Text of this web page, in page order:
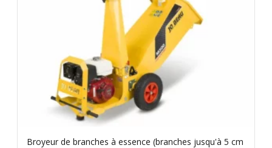
Broyeur de branches à essence (branches jusqu'à 5 cm